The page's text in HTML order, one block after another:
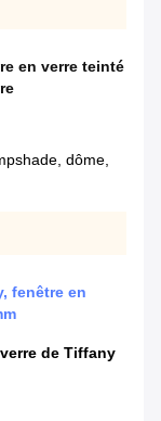
en verre teinté
dôme,
fenêtre en
de Tiffany